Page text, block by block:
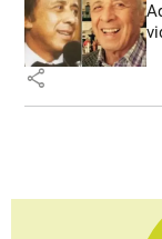
share